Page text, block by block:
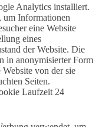
Analytics installiert.
Informationen
eine Website
eines
der Website. Die
in anonymisierter Form
von der sie
Seiten.
Laufzeit 24